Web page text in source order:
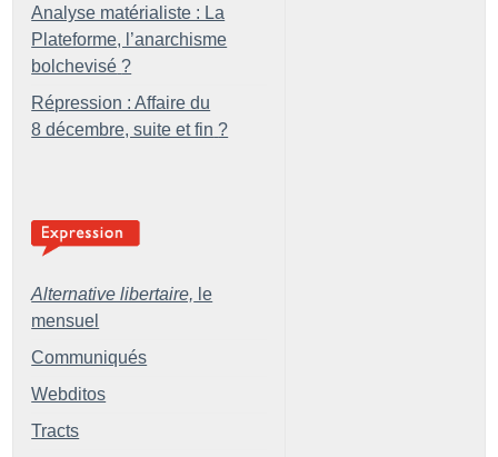
Analyse matérialiste : La
Plateforme, l’anarchisme
bolchevisé ?
Répression : Affaire du
8 décembre, suite et fin ?
Alternative libertaire, le
mensuel
Communiqués
Webditos
Tracts